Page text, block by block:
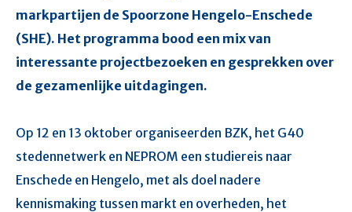
markpartijen de Spoorzone Hengelo-Enschede
(SHE). Het programma bood een mix van
interessante projectbezoeken en gesprekken over
de gezamenlijke uitdagingen.
Op 12 en 13 oktober organiseerden BZK, het G40
stedennetwerk en NEPROM een studiereis naar
Enschede en Hengelo, met als doel nadere
kennismaking tussen markt en overheden, het